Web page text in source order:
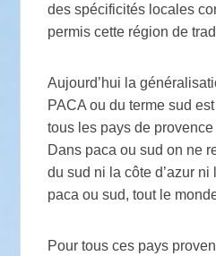
des spécificités locales
permis cette région de
Aujourd’hui la
PACA ou du terme sud
tous les pays de provence
Dans paca ou sud on ne
du sud ni la côte d’azur
paca ou sud, tout le
Pour tous ces pays